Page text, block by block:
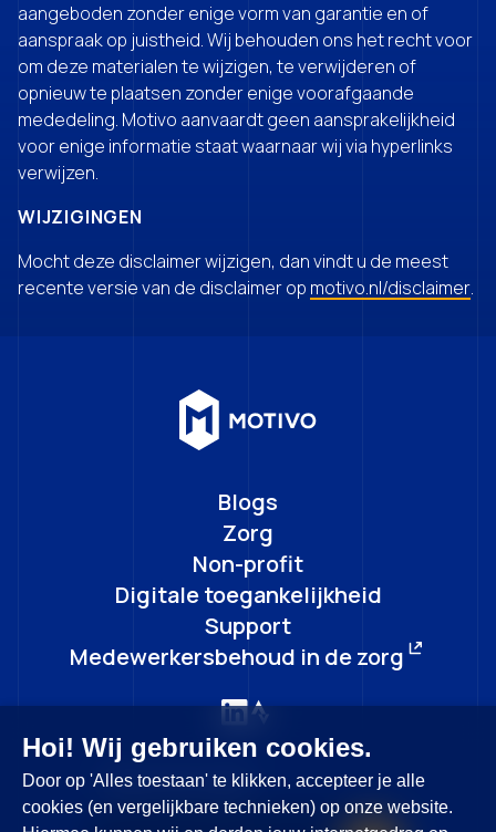
aangeboden zonder enige vorm van garantie en of
aanspraak op juistheid. Wij behouden ons het recht voor
om deze materialen te wijzigen, te verwijderen of
opnieuw te plaatsen zonder enige voorafgaande
mededeling. Motivo aanvaardt geen aansprakelijkheid
voor enige informatie staat waarnaar wij via hyperlinks
verwijzen.
WIJZIGINGEN
Mocht deze disclaimer wijzigen, dan vindt u de meest
recente versie van de disclaimer op motivo.nl/disclaimer.
Blogs
Zorg
Non-profit
Digitale toegankelijkheid
Support
Medewerkersbehoud in de zorg
Blijf op de hoogte
Hoi! Wij gebruiken cookies.
Door op 'Alles toestaan' te klikken, accepteer je alle
cookies (en vergelijkbare technieken) op onze website.